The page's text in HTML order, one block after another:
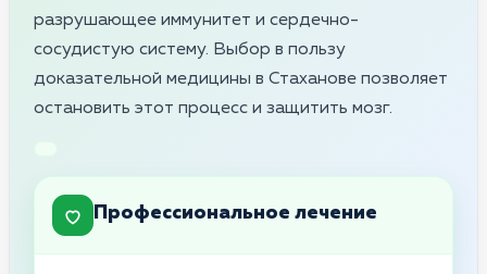
разрушающее иммунитет и сердечно-
сосудистую систему. Выбор в пользу
доказательной медицины в Стаханове позволяет
остановить этот процесс и защитить мозг.
Профессиональное лечение